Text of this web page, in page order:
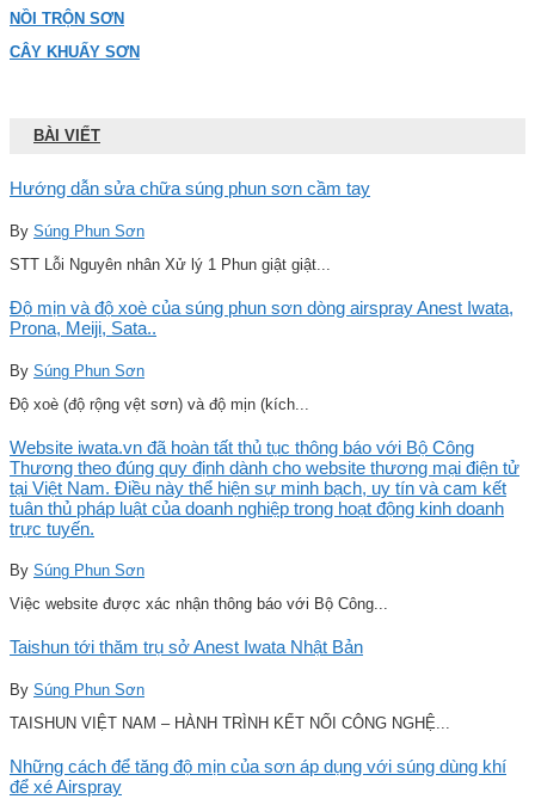
NỒI TRỘN SƠN
CÂY KHUẤY SƠN
BÀI VIẾT
Hướng dẫn sửa chữa súng phun sơn cầm tay
By Súng Phun Sơn
STT Lỗi Nguyên nhân Xử lý 1 Phun giật giật...
Độ mịn và độ xoè của súng phun sơn dòng airspray Anest Iwata,
Prona, Meiji, Sata..
By Súng Phun Sơn
Độ xoè (độ rộng vệt sơn) và độ mịn (kích...
Website iwata.vn đã hoàn tất thủ tục thông báo với Bộ Công
Thương theo đúng quy định dành cho website thương mại điện tử
tại Việt Nam. Điều này thể hiện sự minh bạch, uy tín và cam kết
tuân thủ pháp luật của doanh nghiệp trong hoạt động kinh doanh
trực tuyến.
By Súng Phun Sơn
Việc website được xác nhận thông báo với Bộ Công...
Taishun tới thăm trụ sở Anest Iwata Nhật Bản
By Súng Phun Sơn
TAISHUN VIỆT NAM – HÀNH TRÌNH KẾT NỐI CÔNG NGHỆ...
Những cách để tăng độ mịn của sơn áp dụng với súng dùng khí
để xé Airspray